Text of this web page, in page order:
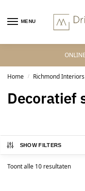
MENU
ONLINE
Home / Richmond Interiors
Decoratief
SHOW FILTERS
Toont alle 10 resultaten